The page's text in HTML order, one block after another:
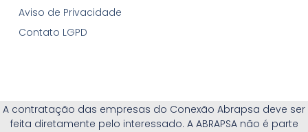
Aviso de Privacidade
Contato LGPD
A contratação das empresas do Conexão Abrapsa deve ser
feita diretamente pelo interessado. A ABRAPSA não é parte